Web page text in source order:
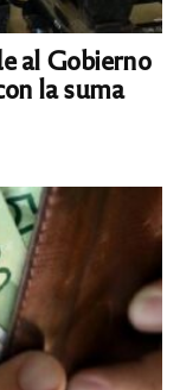
al Gobierno
la suma